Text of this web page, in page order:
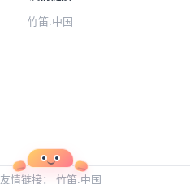
竹笛.中国
友情链接： 竹笛.中国